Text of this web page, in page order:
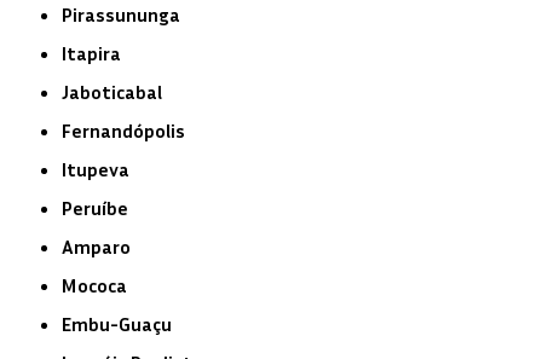
Pirassununga
Itapira
Jaboticabal
Fernandópolis
Itupeva
Peruíbe
Amparo
Mococa
Embu-Guaçu